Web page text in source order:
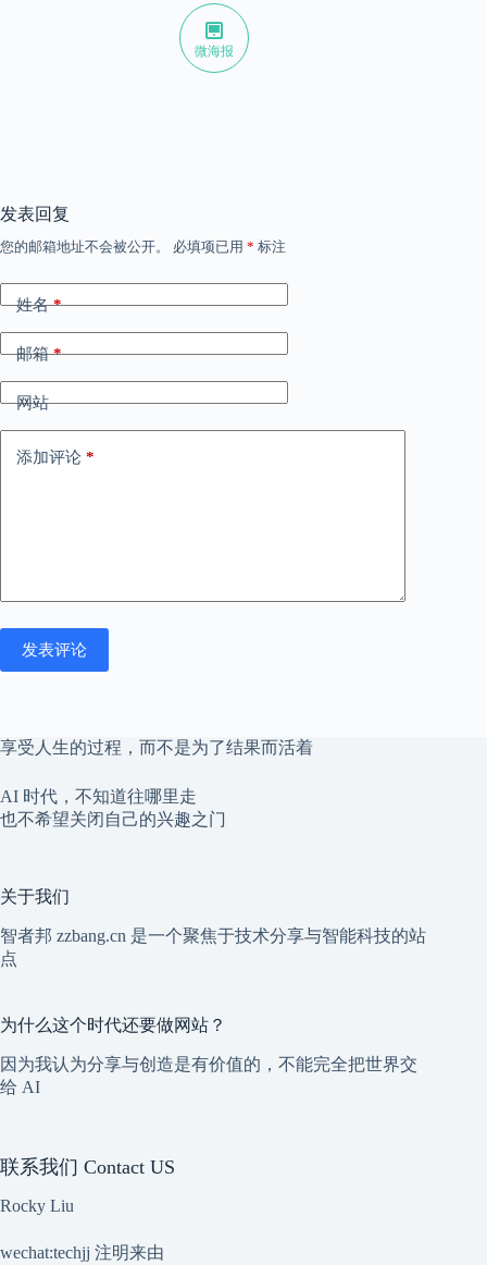
微海报
发表回复
您的邮箱地址不会被公开。 必填项已用 * 标注
姓名*
邮箱*
网站
添加评论 *
发表评论
享受人生的过程，而不是为了结果而活着
AI 时代，不知道往哪里走
也不希望关闭自己的兴趣之门
关于我们
智者邦 zzbang.cn 是一个聚焦于技术分享与智能科技的站
点
为什么这个时代还要做网站？
因为我认为分享与创造是有价值的，不能完全把世界交
给 AI
联系我们 Contact US
Rocky Liu
wechat:techjj 注明来由